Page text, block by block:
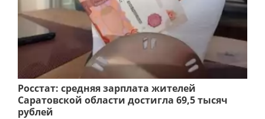
Росстат: средняя зарплата жителей
Саратовской области достигла 69,5 тысяч
рублей